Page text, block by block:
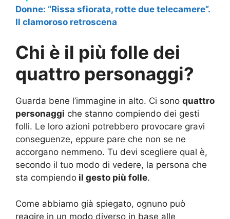
Donne: “Rissa sfiorata, rotte due telecamere”.
Il clamoroso retroscena
Chi è il più folle dei
quattro personaggi?
Guarda bene l’immagine in alto. Ci sono quattro
personaggi che stanno compiendo dei gesti
folli. Le loro azioni potrebbero provocare gravi
conseguenze, eppure pare che non se ne
accorgano nemmeno. Tu devi scegliere qual è,
secondo il tuo modo di vedere, la persona che
sta compiendo il gesto più folle.
Come abbiamo già spiegato, ognuno può
reagire in un modo diverso in base alle